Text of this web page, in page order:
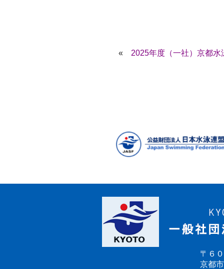
« 2025年度（一社）京都
〒６
京都